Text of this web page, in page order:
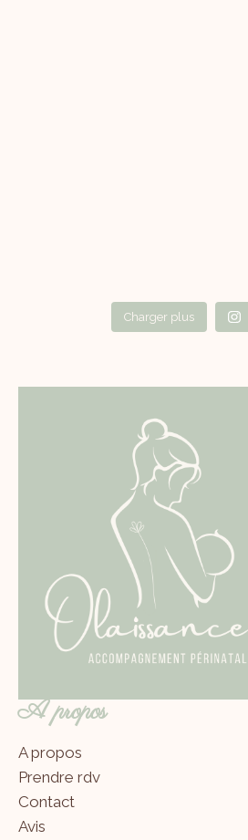
Charger plus
A propos
A propos
Prendre rdv
Contact
Avis